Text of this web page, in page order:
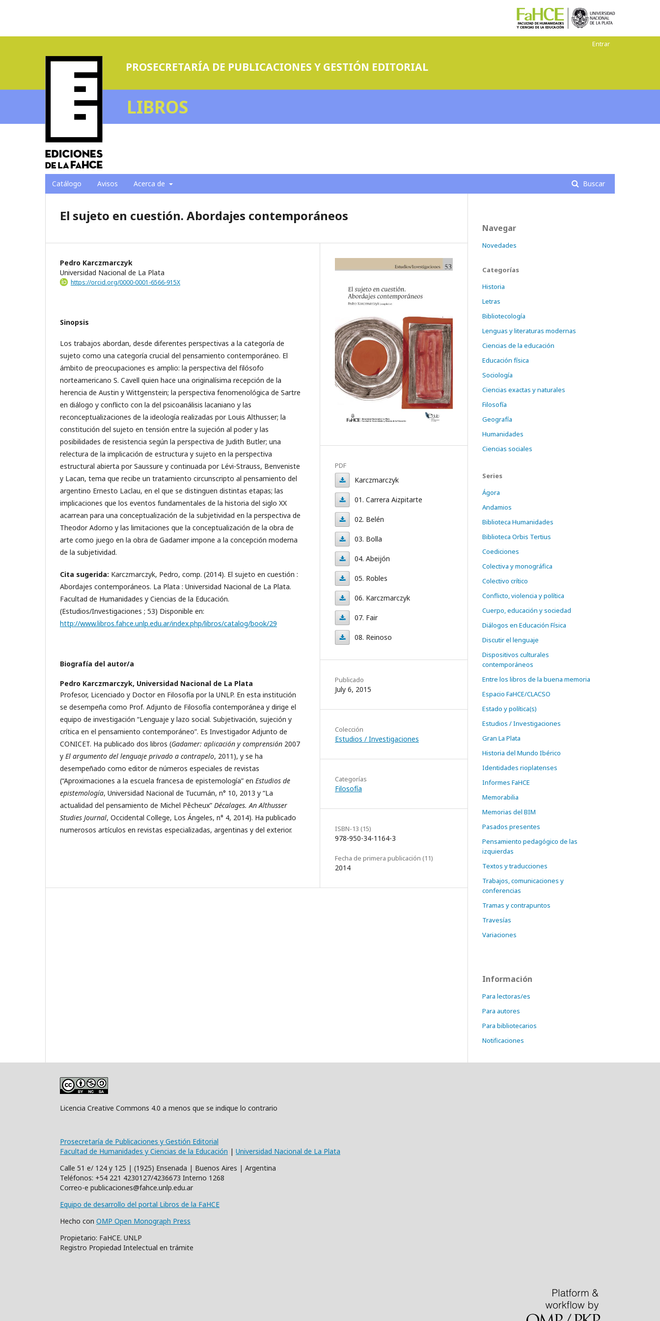
PROSECRETARÍA DE PUBLICACIONES Y GESTIÓN EDITORIAL
LIBROS
Catálogo Avisos Acerca de Buscar
Entrar
El sujeto en cuestión. Abordajes contemporáneos
Pedro Karczmarczyk
Universidad Nacional de La Plata
https://orcid.org/0000-0001-6566-915X
Sinopsis
Los trabajos abordan, desde diferentes perspectivas a la categoría de
sujeto como una categoría crucial del pensamiento contemporáneo. El
ámbito de preocupaciones es amplio: la perspectiva del filósofo
norteamericano S. Cavell quien hace una originalísima recepción de la
herencia de Austin y Wittgenstein; la perspectiva fenomenológica de Sartre
en diálogo y conflicto con la del psicoanálisis lacaniano y las
reconceptualizaciones de la ideología realizadas por Louis Althusser; la
constitución del sujeto en tensión entre la sujeción al poder y las
posibilidades de resistencia según la perspectiva de Judith Butler; una
relectura de la implicación de estructura y sujeto en la perspectiva
estructural abierta por Saussure y continuada por Lévi-Strauss, Benveniste
y Lacan, tema que recibe un tratamiento circunscripto al pensamiento del
argentino Ernesto Laclau, en el que se distinguen distintas etapas; las
implicaciones que los eventos fundamentales de la historia del siglo XX
acarrean para una conceptualización de la subjetividad en la perspectiva de
Theodor Adorno y las limitaciones que la conceptualización de la obra de
arte como juego en la obra de Gadamer impone a la concepción moderna
de la subjetividad.
Cita sugerida: Karczmarczyk, Pedro, comp. (2014). El sujeto en cuestión :
Abordajes contemporáneos. La Plata : Universidad Nacional de La Plata.
Facultad de Humanidades y Ciencias de la Educación.
(Estudios/Investigaciones ; 53) Disponible en:
http://www.libros.fahce.unlp.edu.ar/index.php/libros/catalog/book/29
Biografía del autor/a
Pedro Karczmarczyk, Universidad Nacional de La Plata
Profesor, Licenciado y Doctor en Filosofía por la UNLP. En esta institución
se desempeña como Prof. Adjunto de Filosofía contemporánea y dirige el
equipo de investigación “Lenguaje y lazo social. Subjetivación, sujeción y
crítica en el pensamiento contemporáneo”. Es Investigador Adjunto de
CONICET. Ha publicado dos libros (Gadamer: aplicación y comprensión 2007
y El argumento del lenguaje privado a contrapelo, 2011), y se ha
desempeñado como editor de números especiales de revistas
(“Aproximaciones a la escuela francesa de epistemología” en Estudios de
epistemología, Universidad Nacional de Tucumán, n° 10, 2013 y “La
actualidad del pensamiento de Michel Pêcheux” Décalages. An Althusser
Studies Journal, Occidental College, Los Ángeles, n° 4, 2014). Ha publicado
numerosos artículos en revistas especializadas, argentinas y del exterior.
PDF
Karczmarczyk
Karczmarczyk
01. Carrera Aizpitarte
01.
Carrera
Aizpitarte
02. Belén
02.
Belén
03. Bolla
03.
Bolla
04. Abeijón
04.
Abeijón
05. Robles
05.
Robles
06. Karczmarczyk
06.
Karczmarczyk
07. Fair
07.
Fair
08. Reinoso
Publicado
July 6, 2015
Colección
Estudios / Investigaciones
Categorías
Filosofía
ISBN-13 (15)
978-950-34-1164-3
Fecha de primera publicación (11)
2014
Navegar
Novedades
Categorías
Historia
Letras
Bibliotecología
Lenguas y literaturas modernas
Ciencias de la educación
Educación física
Sociología
Ciencias exactas y naturales
Filosofía
Geografía
Humanidades
Ciencias sociales
Series
Ágora
Andamios
Biblioteca Humanidades
Biblioteca Orbis Tertius
Coediciones
Colectiva y monográfica
Colectivo crítico
Conflicto, violencia y política
Cuerpo, educación y sociedad
Diálogos en Educación Física
Discutir el lenguaje
Dispositivos culturales
contemporáneos
Entre los libros de la buena memoria
Espacio FaHCE/CLACSO
Estado y política(s)
Estudios / Investigaciones
Gran La Plata
Historia del Mundo Ibérico
Identidades rioplatenses
Informes FaHCE
Memorabilia
Memorias del BIM
Pasados presentes
Pensamiento pedagógico de las
izquierdas
Textos y traducciones
Trabajos, comunicaciones y
conferencias
Tramas y contrapuntos
Travesías
Variaciones
Información
Para lectoras/es
Para autores
Para bibliotecarios
Notificaciones
Licencia Creative Commons 4.0 a menos que se indique lo contrario
Prosecretaría de Publicaciones y Gestión Editorial
Facultad de Humanidades y Ciencias de la Educación | Universidad Nacional de La Plata
Calle 51 e/ 124 y 125 | (1925) Ensenada | Buenos Aires | Argentina
Teléfonos: +54 221 4230127/4236673 Interno 1268
Correo-e publicaciones@fahce.unlp.edu.ar
Equipo de desarrollo del portal Libros de la FaHCE
Hecho con OMP Open Monograph Press
Propietario: FaHCE. UNLP
Registro Propiedad Intelectual en trámite